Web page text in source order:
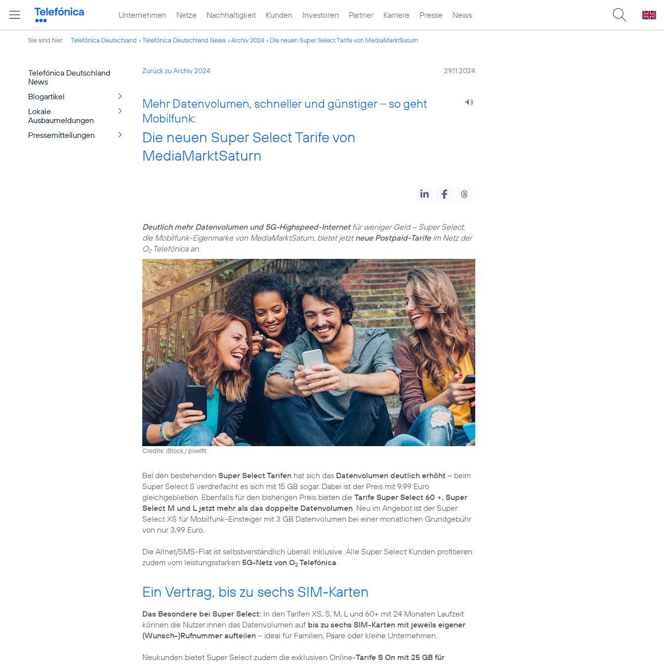
Unternehmen Netze Nachhaltigkeit Kunden Investoren Partner Karriere Presse News
Sie sind hier: Telefónica Deutschland Telefónica Deutschland News Archiv 2024 Die neuen Super Select Tarife von MediaMarktSaturn
Telefónica Deutschland
News
Blogartikel
Lokale
Ausbaumeldungen
Pressemitteilungen
Zurück zu Archiv 2024 29.11.2024
Mehr Datenvolumen, schneller und günstiger – so geht
Mobilfunk:
Die neuen Super Select Tarife von
MediaMarktSaturn
Deutlich mehr Datenvolumen und 5G-Highspeed-Internetfür weniger Geld – Super Select,
die Mobilfunk-Eigenmarke von MediaMarktSaturn, bietet jetztneue Postpaid-Tarifeim Netz der
O2Telefónica an.
Credits: iStock / pixelfit
Bei den bestehenden Super Select Tarifen hat sich das Datenvolumen deutlich erhöht – beim
Super Select S verdreifacht es sich mit 15 GB sogar. Dabei ist der Preis mit 9,99 Euro
gleichgeblieben. Ebenfalls für den bisherigen Preis bieten die Tarife Super Select 60 +, Super
Select M und L jetzt mehr als das doppelte Datenvolumen. Neu im Angebot ist der Super
Select XS für Mobilfunk-Einsteiger mit 3 GB Datenvolumen bei einer monatlichen Grundgebühr
von nur 3,99 Euro.
Die Allnet/SMS-Flat ist selbstverständlich überall inklusive. Alle Super Select Kunden profitieren
zudem vom leistungsstarken 5G-Netz von O2 Telefónica.
Ein Vertrag, bis zu sechs SIM-Karten
Das Besondere bei Super Select: In den Tarifen XS, S, M, L und 60+ mit 24 Monaten Laufzeit
können die Nutzer:innen das Datenvolumen auf bis zu sechs SIM-Karten mit jeweils eigener
(Wunsch-)Rufnummer aufteilen – ideal für Familien, Paare oder kleine Unternehmen.
Neukunden bietet Super Select zudem die exklusiven Online-Tarife S On mit 25 GB für